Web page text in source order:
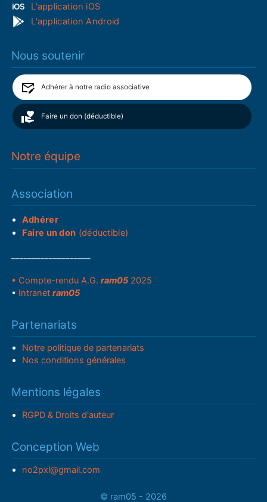
L'application iOS
L'application Android
Nous soutenir
Adhérer à notre radio associative
Faire un don (déductible)
Notre équipe
Association
Adhérer
Faire un don (déductible)
• Compte-rendu A.G.ram05 2025
• Intranetram05
Partenariats
Notre politique de partenariats
Nos conditions générales
Mentions légales
RGPD & Droits d'auteur
Conception Web
no2pxl@gmail.com
© ram05 - 2026